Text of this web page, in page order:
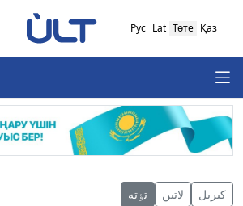
Қаз
Төте
Lat
Рус
كىرىل لاتىن تٶتە